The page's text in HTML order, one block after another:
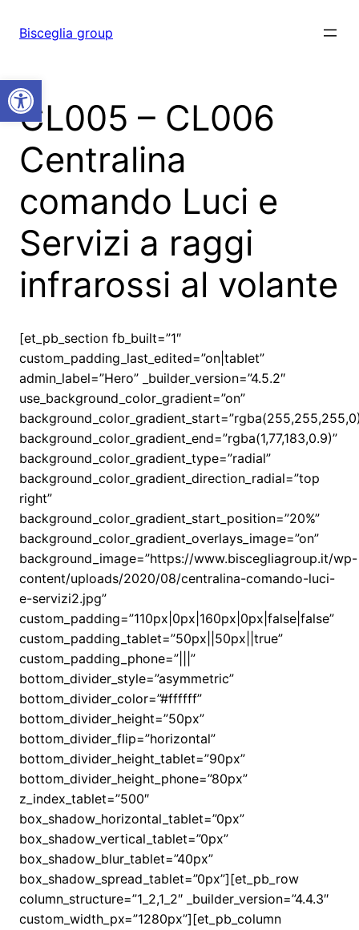
Open toolbar
Bisceglia group
CL005 – CL006
Centralina
comando Luci e
Servizi a raggi
infrarossi al volante
[et_pb_section fb_built=”1″
custom_padding_last_edited=”on|tablet”
admin_label=”Hero” _builder_version=”4.5.2″
use_background_color_gradient=”on”
background_color_gradient_end=”rgba(1,77,183,0.9)”
background_color_gradient_type=”radial”
background_color_gradient_direction_radial=”top
right”
background_color_gradient_start_position=”20%”
background_color_gradient_overlays_image=”on”
background_image=”https://www.biscegliagroup.it/wp-
content/uploads/2020/08/centralina-comando-luci-
e-servizi2.jpg”
custom_padding=”110px|0px|160px|0px|false|false”
custom_padding_tablet=”50px||50px||true”
custom_padding_phone=”|||”
bottom_divider_style=”asymmetric”
bottom_divider_color=”#ffffff”
bottom_divider_height=”50px”
bottom_divider_flip=”horizontal”
bottom_divider_height_tablet=”90px”
bottom_divider_height_phone=”80px”
z_index_tablet=”500″
box_shadow_horizontal_tablet=”0px”
box_shadow_vertical_tablet=”0px”
box_shadow_blur_tablet=”40px”
box_shadow_spread_tablet=”0px”][et_pb_row
column_structure=”1_2,1_2″ _builder_version=”4.4.3″
custom_width_px=”1280px”][et_pb_column